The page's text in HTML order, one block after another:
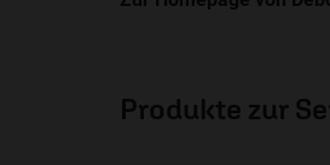
Produkte zur